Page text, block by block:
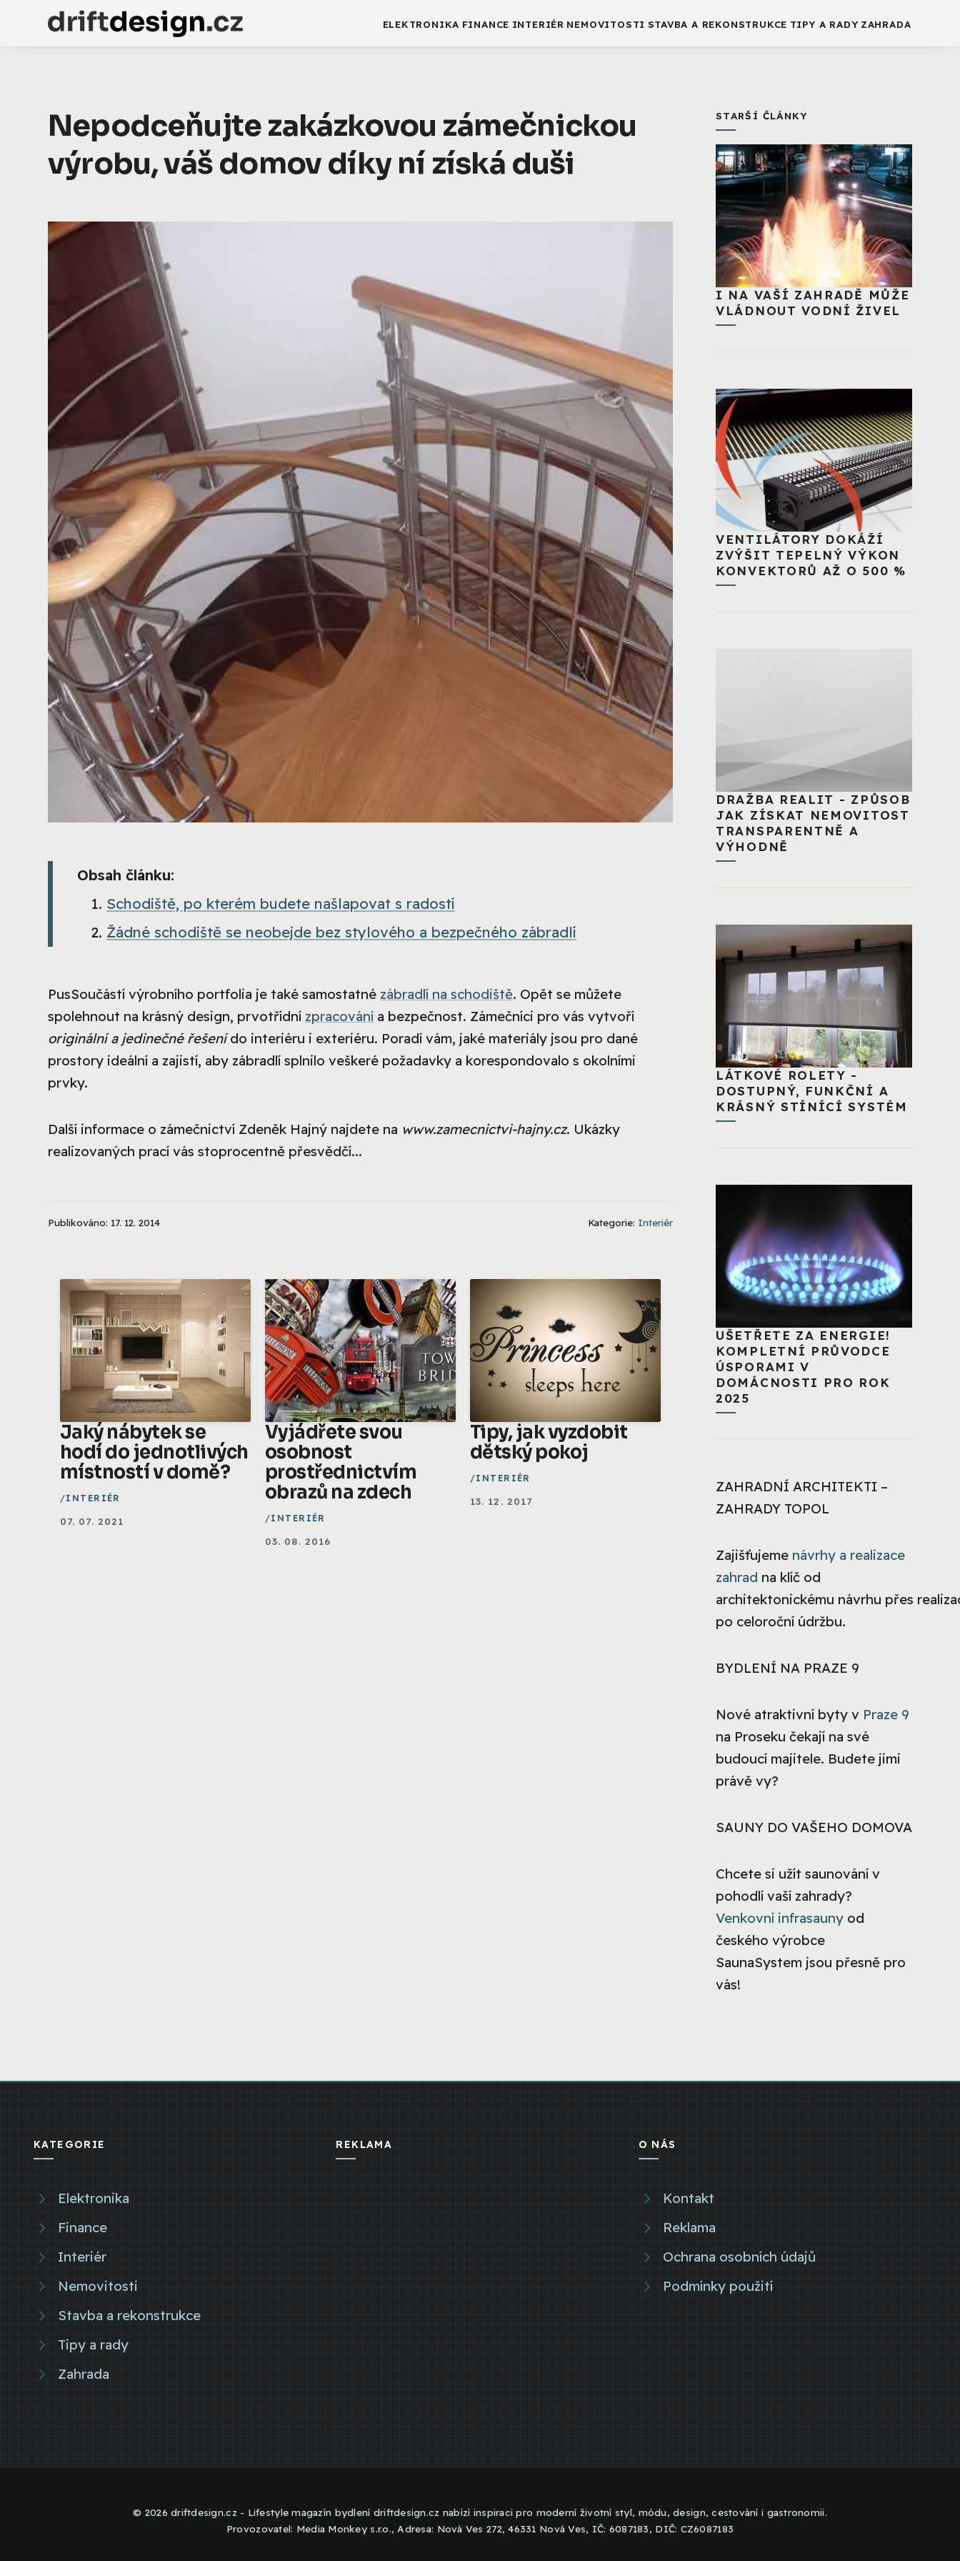
ELEKTRONIKA FINANCE INTERIÉR NEMOVITOSTI STAVBA A REKONSTRUKCE TIPY A RADY ZAHRADA
Nepodceňujte zakázkovou zámečnickou
výrobu, váš domov díky ní získá duši
Obsah článku:
Schodiště, po kterém budete našlapovat s radostí
Žádné schodiště se neobejde bez stylového a bezpečného zábradlí
PusSoučástí výrobního portfolia je také samostatné zábradlí na schodiště. Opět se můžete
spolehnout na krásný design, prvotřídní zpracování a bezpečnost. Zámečníci pro vás vytvoří
originální a jedinečné řešenído interiéru i exteriéru. Poradí vám, jaké materiály jsou pro dané
prostory ideální a zajistí, aby zábradlí splnilo veškeré požadavky a korespondovalo s okolními
prvky.
Další informace o zámečnictví Zdeněk Hajný najdete na www.zamecnictvi-hajny.cz. Ukázky
realizovaných prací vás stoprocentně přesvědčí...
Publikováno: 17. 12. 2014 Kategorie: Interiér
Jaký nábytek se
hodí do jednotlivých
místností v domě?
INTERIÉR
07. 07. 2021
Vyjádřete svou
osobnost
prostřednictvím
obrazů na zdech
INTERIÉR
03. 08. 2016
Tipy, jak vyzdobit
dětský pokoj
INTERIÉR
13. 12. 2017
STARŠÍ ČLÁNKY
I NA VAŠÍ ZAHRADĚ MŮŽE
VLÁDNOUT VODNÍ ŽIVEL
VENTILÁTORY DOKÁŽÍ
ZVÝŠIT TEPELNÝ VÝKON
KONVEKTORŮ AŽ O 500 %
DRAŽBA REALIT - ZPŮSOB
JAK ZÍSKAT NEMOVITOST
TRANSPARENTNĚ A
VÝHODNĚ
LÁTKOVÉ ROLETY -
DOSTUPNÝ, FUNKČNÍ A
KRÁSNÝ STÍNÍCÍ SYSTÉM
UŠETŘETE ZA ENERGIE!
KOMPLETNÍ PRŮVODCE
ÚSPORAMI V
DOMÁCNOSTI PRO ROK
2025
ZAHRADNÍ ARCHITEKTI –
ZAHRADY TOPOL
Zajišťujeme návrhy a realizace
zahrad na klíč od
architektonickému návrhu přes
po celoroční údržbu.
BYDLENÍ NA PRAZE 9
Nové atraktivní byty v Praze 9
na Proseku čekají na své
budoucí majitele. Budete jimi
právě vy?
SAUNY DO VAŠEHO DOMOVA
Chcete si užít saunování v
pohodlí vaší zahrady?
Venkovní infrasauny od
českého výrobce
SaunaSystem jsou přesně pro
vás!
KATEGORIE
Elektronika
Finance
Interiér
Nemovitosti
Stavba a rekonstrukce
Tipy a rady
Zahrada
REKLAMA O NÁS
Kontakt
Reklama
Ochrana osobních údajů
Podmínky použití
© 2026 driftdesign.cz - Lifestyle magazín bydlení driftdesign.cz nabízí inspiraci pro moderní životní styl, módu, design, cestování i gastronomii.
Provozovatel: Media Monkey s.r.o., Adresa: Nová Ves 272, 46331 Nová Ves, IČ: 6087183, DIČ: CZ6087183